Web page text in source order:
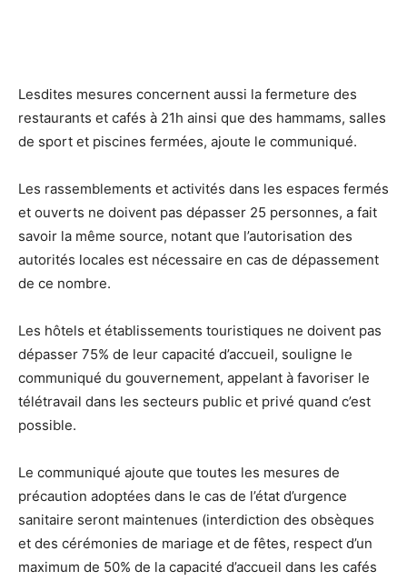
Lesdites mesures concernent aussi la fermeture des
restaurants et cafés à 21h ainsi que des hammams, salles
de sport et piscines fermées, ajoute le communiqué.
Les rassemblements et activités dans les espaces fermés
et ouverts ne doivent pas dépasser 25 personnes, a fait
savoir la même source, notant que l’autorisation des
autorités locales est nécessaire en cas de dépassement
de ce nombre.
Les hôtels et établissements touristiques ne doivent pas
dépasser 75% de leur capacité d’accueil, souligne le
communiqué du gouvernement, appelant à favoriser le
télétravail dans les secteurs public et privé quand c’est
possible.
Le communiqué ajoute que toutes les mesures de
précaution adoptées dans le cas de l’état d’urgence
sanitaire seront maintenues (interdiction des obsèques
et des cérémonies de mariage et de fêtes, respect d’un
maximum de 50% de la capacité d’accueil dans les cafés